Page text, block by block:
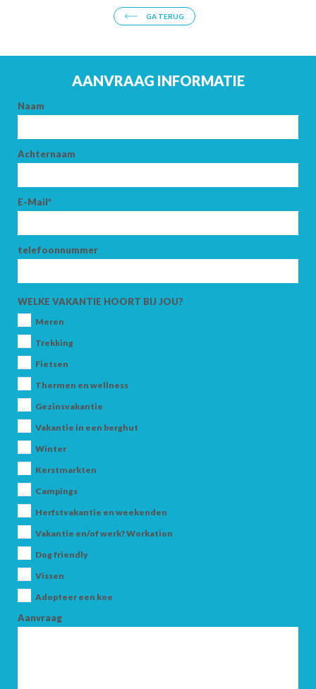
AANKOMST
KINDEREN
GA TERUG
AANVRAAG INFORMATIE
Naam
Achternaam
E-Mail*
telefoonnummer
WELKE VAKANTIE HOORT BIJ JOU?
Meren
Trekking
Fietsen
Thermen en wellness
Gezinsvakantie
Vakantie in een berghut
Winter
Kerstmarkten
Campings
Herfstvakantie en weekenden
Vakantie en/of werk? Workation
Dog friendly
Vissen
Adopteer een koe
Aanvraag